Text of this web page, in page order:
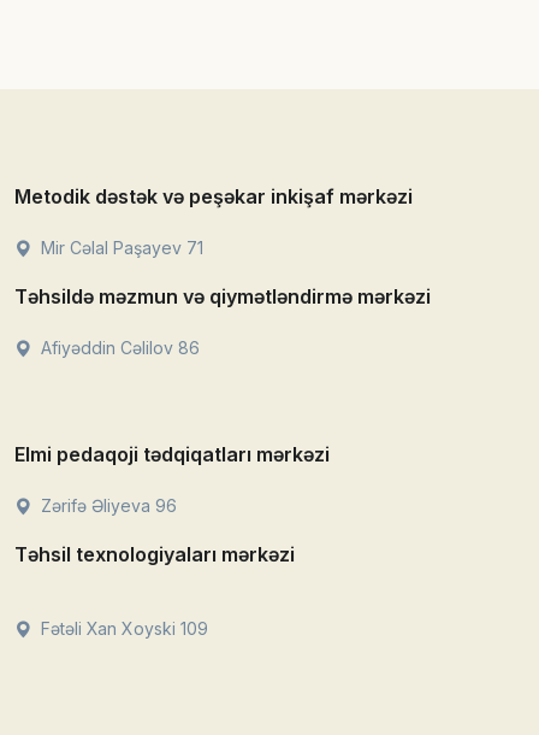
Metodik dəstək və peşəkar inkişaf mərkəzi
Mir Cəlal Paşayev 71
Təhsildə məzmun və qiymətləndirmə mərkəzi
Afiyəddin Cəlilov 86
Elmi pedaqoji tədqiqatları mərkəzi
Zərifə Əliyeva 96
Təhsil texnologiyaları mərkəzi
Fətəli Xan Xoyski 109